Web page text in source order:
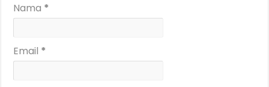
Nama *
Email *